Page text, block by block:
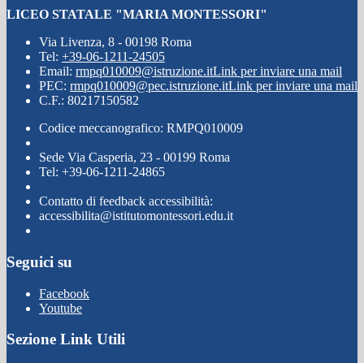
LICEO STATALE "MARIA MONTESSORI"
Via Livenza, 8 - 00198 Roma
Tel: +39-06-1211-24505
Email: rmpq010009@istruzione.itLink per inviare una mail
PEC: rmpq010009@pec.istruzione.itLink per inviare una mail
C.F.: 80217150582
Codice meccanografico: RMPQ010009
Sede Via Casperia, 23 - 00199 Roma
Tel: +39-06-1211-24865
Contatto di feedback accessibilità:
accessibilita@istitutomontessori.edu.it
Seguici su
Facebook
Youtube
Sezione Link Utili